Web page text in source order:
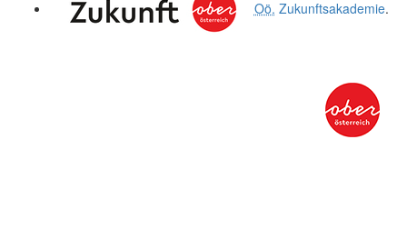
Oö. Zukunftsakademie.